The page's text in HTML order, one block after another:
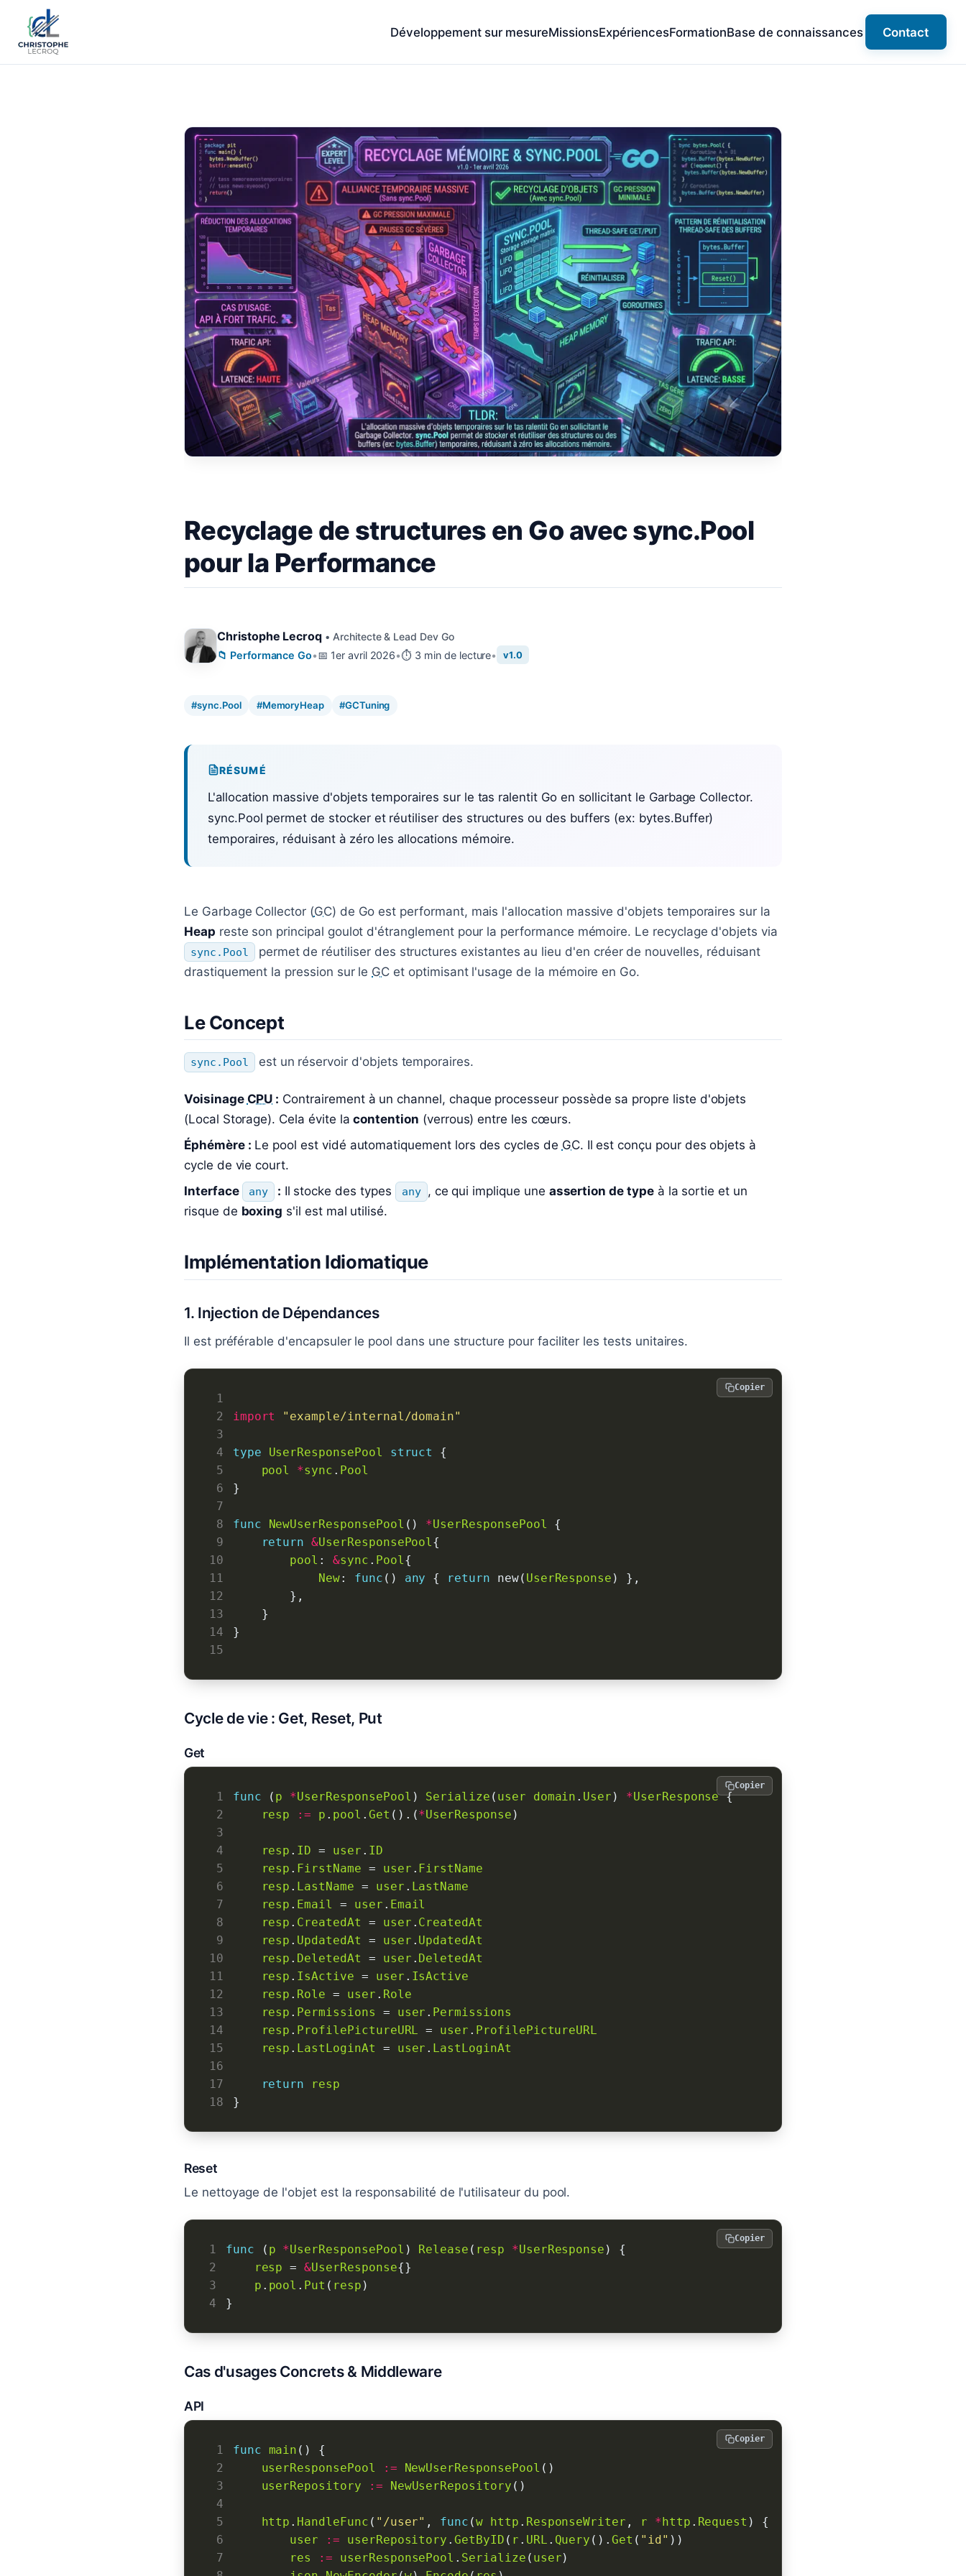
Développement sur mesureMissionsExpériencesFormationBase de connaissances Contact
Recyclage de structures en Go avec sync.Pool
pour la Performance
Christophe Lecroq • Architecte & Lead Dev Go
📁 Performance Go•📅 1er avril 2026•⏱️ 3 min de lecture• v1.0
#sync.Pool #MemoryHeap #GCTuning
RÉSUMÉ
L'allocation massive d'objets temporaires sur le tas ralentit Go en sollicitant le Garbage Collector.
sync.Pool permet de stocker et réutiliser des structures ou des buffers (ex: bytes.Buffer)
temporaires, réduisant à zéro les allocations mémoire.
Le Garbage Collector (GC) de Go est performant, mais l'allocation massive d'objets temporaires sur la
Heap reste son principal goulot d'étranglement pour la performance mémoire. Le recyclage d'objets via
sync.Pool
permet de réutiliser des structures existantes au lieu d'en créer de nouvelles, réduisant
drastiquement la pression sur le GC et optimisant l'usage de la mémoire en Go.
Le Concept
sync.Pool est un réservoir d'objets temporaires.
Voisinage CPU : Contrairement à un channel, chaque processeur possède sa propre liste d'objets
(Local Storage). Cela évite lacontention (verrous) entre les cœurs.
Éphémère : Le pool est vidé automatiquement lors des cycles de GC. Il est conçu pour des objets à
cycle de vie court.
Interface
any : Il stocke des types any , ce qui implique une assertion de typeà la sortie et un
risque de boxing s'il est mal utilisé.
Implémentation Idiomatique
1. Injection de Dépendances
Il est préférable d'encapsuler le pool dans une structure pour faciliter les tests unitaires.
1
2
import
"example/internal/domain"
3
4
type UserResponsePool struct
5
pool *sync . Pool
6
7
8
func NewUserResponsePool () *UserResponsePool
9
return &UserResponsePool
10
pool : &sync . Pool
11
New: func () any { return new( UserResponse
12
13
14
15
Copier
Cycle de vie : Get, Reset, Put
Get
1 func ( p *UserResponsePool ) Serialize ( user domain . User ) *UserResponse
{
2
resp := p . pool . Get ().(*UserResponse
3
4
resp . ID = user . ID
5
resp . FirstName = user . FirstName
6
resp . LastName = user . LastName
7
resp . Email = user . Email
8
resp . CreatedAt = user . CreatedAt
9
resp . UpdatedAt = user . UpdatedAt
10
resp . DeletedAt = user . DeletedAt
11
resp . IsActive = user . IsActive
12
resp . Role = user . Role
13
resp . Permissions = user . Permissions
14
resp . ProfilePictureURL = user . ProfilePictureURL
15
resp . LastLoginAt = user . LastLoginAt
16
17
return
resp
18
Copier
Reset
Le nettoyage de l'objet est la responsabilité de l'utilisateur du pool.
1 func ( p *UserResponsePool ) Release ( resp *UserResponse
2
resp = &UserResponse
3
p . pool . Put ( resp
4
Copier
Cas d'usages Concrets & Middleware
API
1 func main
2
userResponsePool := NewUserResponsePool
3
userRepository := NewUserRepository
4
5
http . HandleFunc ( "/user" , func (w http . ResponseWriter , r *http . Request
6
user := userRepository .GetByID ( r . URL . Query ().Get ( "id"
7
res := userResponsePool . Serialize ( user
Copier